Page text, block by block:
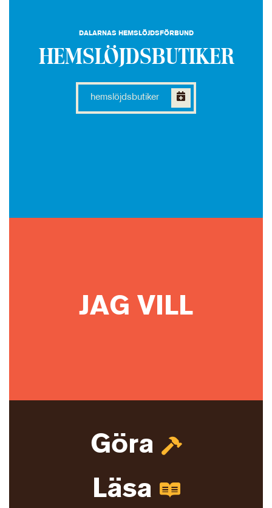
DALARNAS HEMSLÖJDSFÖRBUND
HEMSLÖJDSBUTIKER
hemslöjdsbutiker
JAG VILL
Göra
Läsa